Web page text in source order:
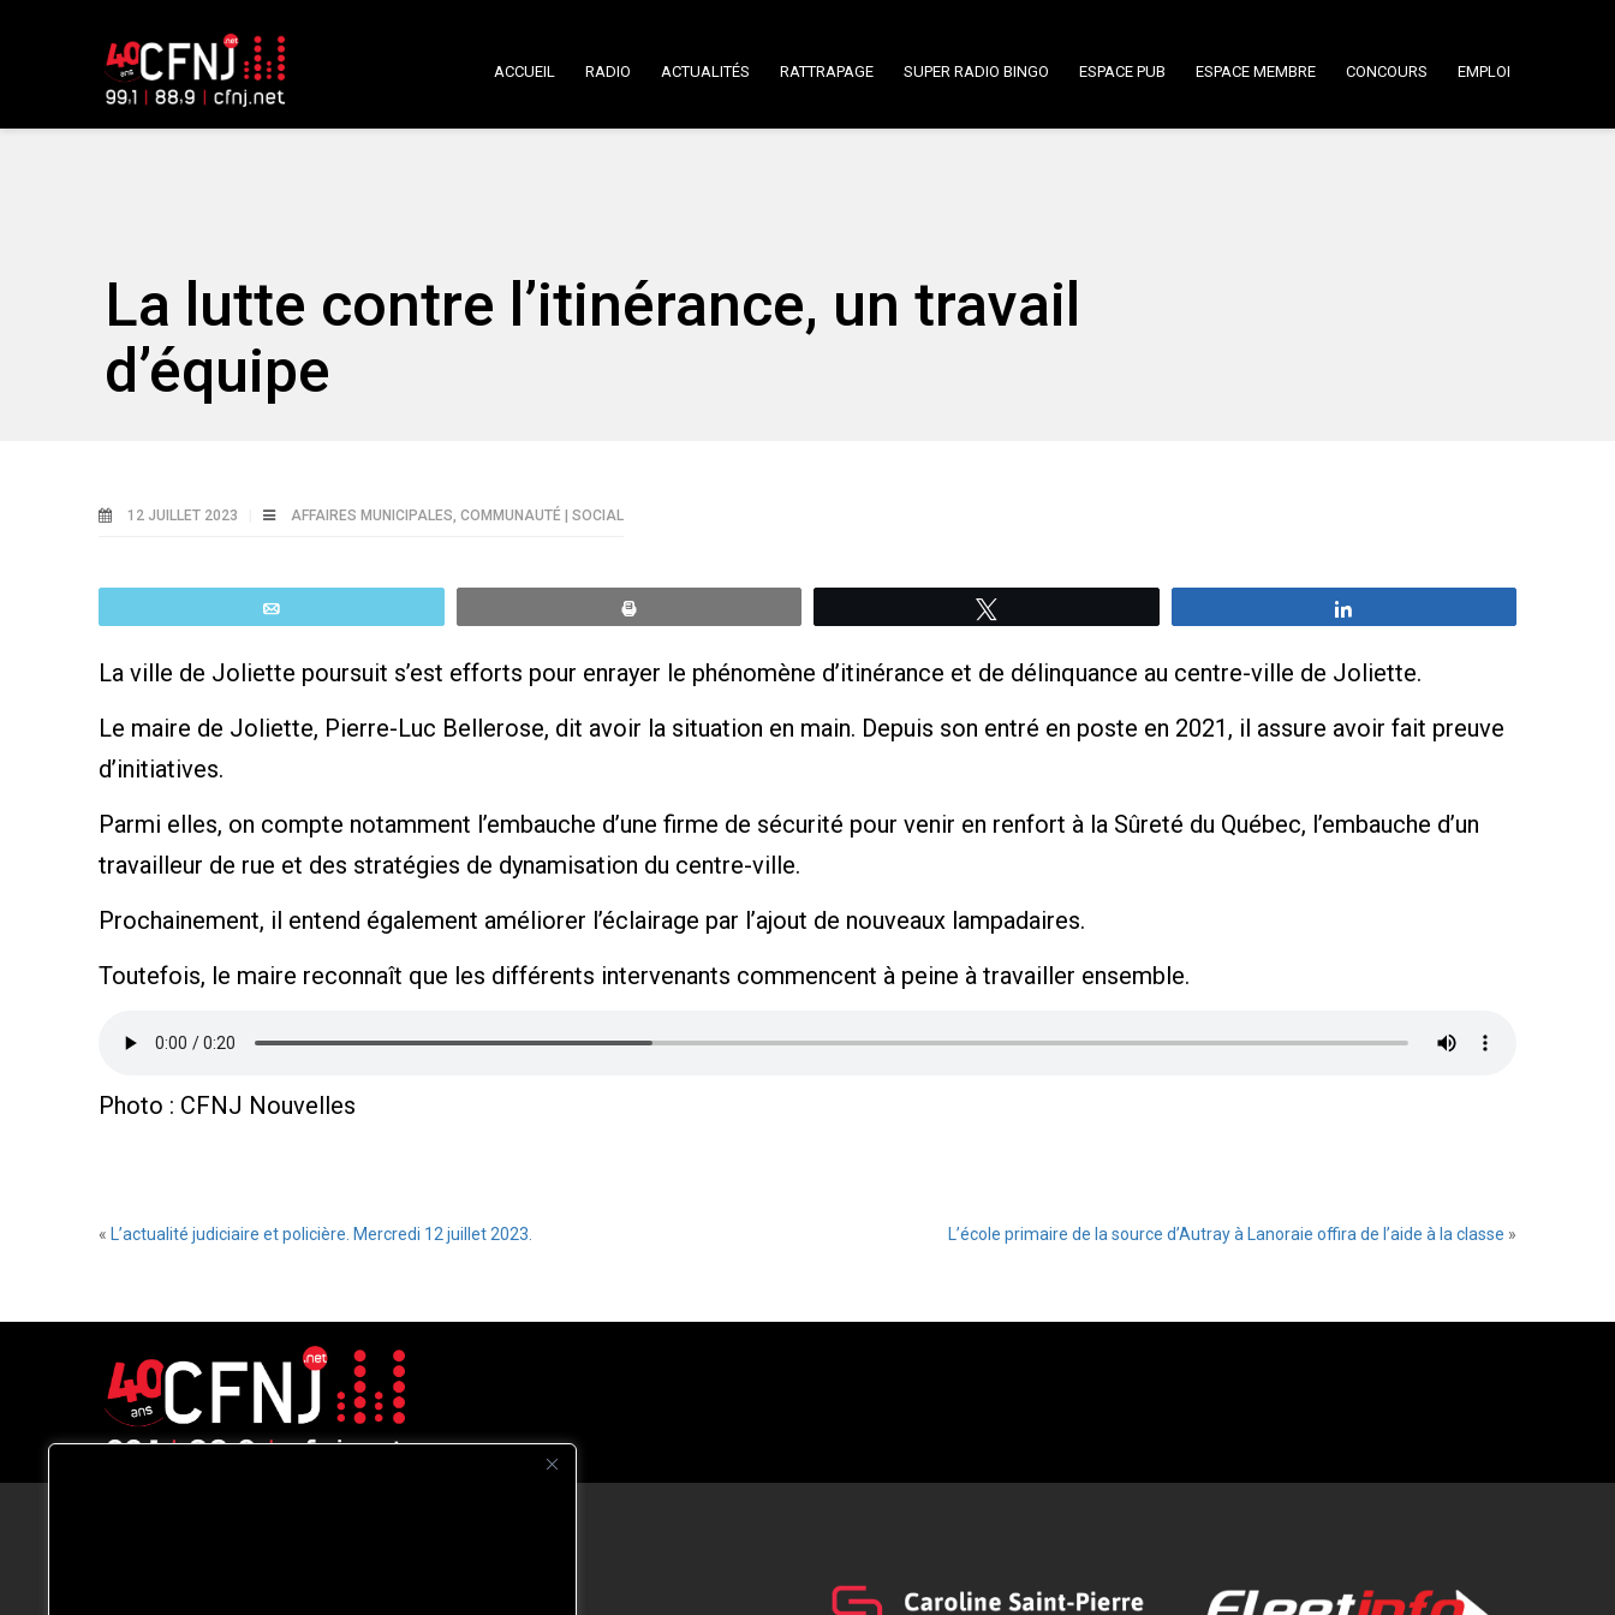
ACCUEIL RADIO ACTUALITÉS RATTRAPAGE SUPER RADIO BINGO ESPACE PUB ESPACE MEMBRE CONCOURS EMPLOI
La lutte contre l’itinérance, un travail
d’équipe
12 JUILLET 2023 AFFAIRES MUNICIPALES, COMMUNAUTÉ | SOCIAL
La ville de Joliette poursuit s’est efforts pour enrayer le phénomène d’itinérance et de délinquance au centre-ville de Joliette.
Le maire de Joliette, Pierre-Luc Bellerose, dit avoir la situation en main. Depuis son entré en poste en 2021, il assure avoir fait preuve
d’initiatives.
Parmi elles, on compte notamment l’embauche d’une firme de sécurité pour venir en renfort à la Sûreté du Québec, l’embauche d’un
travailleur de rue et des stratégies de dynamisation du centre-ville.
Prochainement, il entend également améliorer l’éclairage par l’ajout de nouveaux lampadaires.
Toutefois, le maire reconnaît que les différents intervenants commencent à peine à travailler ensemble.
Photo : CFNJ Nouvelles
« L’actualité judiciaire et policière. Mercredi 12 juillet 2023. L’école primaire de la source d’Autray à Lanoraie offira de l’aide à la classe »